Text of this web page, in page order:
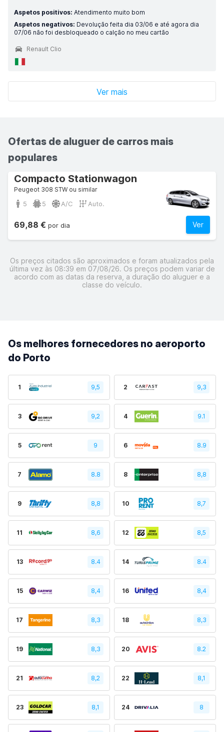
Aspetos positivos: Atendimento muito bom
Aspetos negativos: Devolução feita dia 03/06 e até agora dia
07/06 não foi desbloqueado o calção no meu cartão
Renault Clio
Ver mais
Ofertas de aluguer de carros mais
populares
Compacto Stationwagon
Peugeot 308 STW ou similar
5 5 A/C Auto.
Ver
69,88 € por dia
Os preços citados são aproximados e foram atualizados pela
última vez às 08:39 em 07/08/26. Os preços podem variar de
acordo com as datas da reserva, a duração do aluguer e a
classe do veículo.
Os melhores fornecedores no aeroporto
do Porto
1 9,5 2 9,3
3 9,2 4 9.1
5 9 6 8.9
7 8.8 8 8,8
9 8,8 10 8,7
11 8,6 12 8,5
13 8.4 14 8.4
15 8,4 16 8,4
17 8,3 18 8,3
19 8,3 20 8.2
21 8,2 22 8,1
23 8,1 24 8